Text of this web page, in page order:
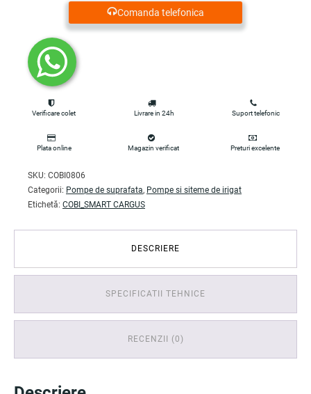
425.00 lei.
Comanda telefonica
Verificare colet Livrare in 24h Suport telefonic
Plata online Magazin verificat Preturi excelente
SKU: COBI0806
Categorii: Pompe de suprafata, Pompe si siteme de irigat
Etichetă: COBI_SMART CARGUS
DESCRIERE
SPECIFICATII TEHNICE
RECENZII (0)